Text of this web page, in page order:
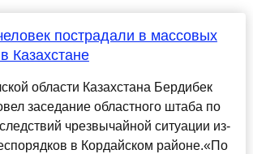
пострадали в массовых
Казахстане
области Казахстана Бердибек
заседание областного штаба по
чрезвычайной ситуации из-
в Кордайском районе.«По